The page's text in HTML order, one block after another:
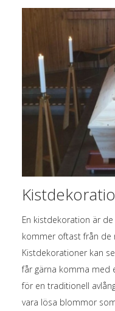
En kistdekoration är
kommer oftast från de
Kistdekorationer kan
får gärna komma med
för en traditionell
vara lösa blommor